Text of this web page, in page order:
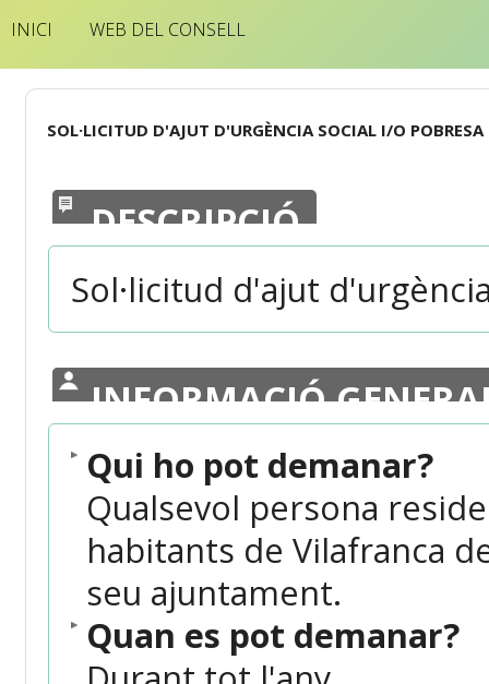
INICI WEB DEL CONSELL
SOL·LICITUD D'AJUT D'URGÈNCIA SOCIAL I/O POBRESA
DESCRIPCIÓ
Sol·licitud d'ajut
INFORMACIÓ
Qui ho pot demanar?
Qualsevol persona
habitants de Vilafranca
seu ajuntament.
Quan es pot demanar?